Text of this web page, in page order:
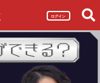
ログイン